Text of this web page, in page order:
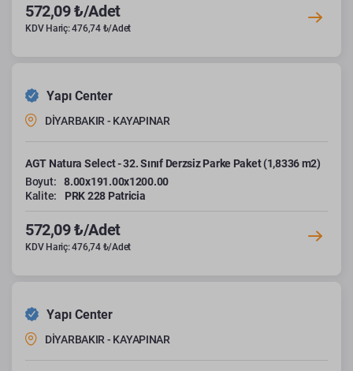
572,09 ₺/Adet
KDV Hariç: 476,74 ₺/Adet
Yapı Center
DİYARBAKIR - KAYAPINAR
AGT Natura Select - 32. Sınıf Derzsiz Parke Paket (1,8336 m2)
Boyut:
8.00x191.00x1200.00
Kalite:
PRK 228 Patricia
572,09 ₺/Adet
KDV Hariç: 476,74 ₺/Adet
Yapı Center
DİYARBAKIR - KAYAPINAR